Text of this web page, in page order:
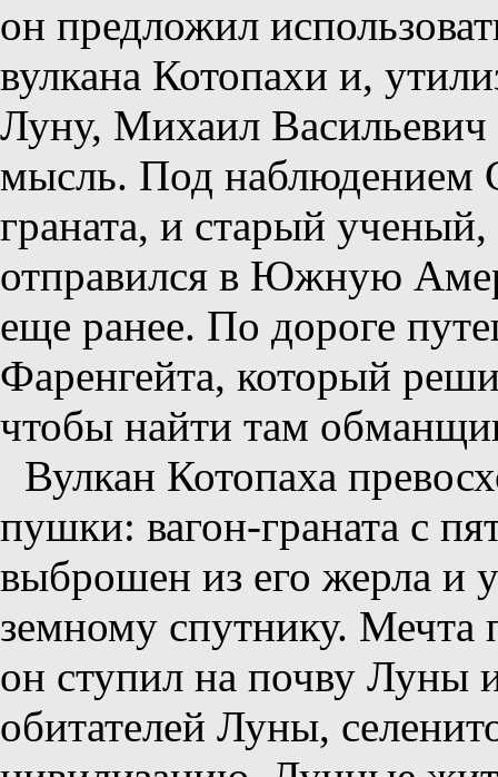
он предложил
вулкана Котопахи и,
Луну, Михаил Васильевич
мысль. Под наблюдением
граната, и старый
отправился в Южную
еще ранее. По дороге
Фаренгейта, который
чтобы найти там
Вулкан Котопаха
пушки: вагон-граната с
выброшен из его жерла и
земному спутнику. Мечта
он ступил на почву Луны
обитателей Луны,